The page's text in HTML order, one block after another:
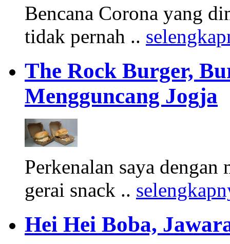
Bencana Corona yang
tidak pernah ..
The Rock Burger,
Mengguncang Jogja
Perkenalan saya
gerai snack ..
Hei Hei Boba,